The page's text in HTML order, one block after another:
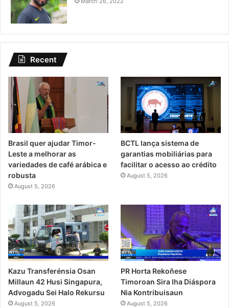
Recent
Brasil quer ajudar Timor-
Leste a melhorar as
variedades de café arábica e
robusta
August 5, 2026
BCTL lança sistema de
garantias mobiliárias para
facilitar o acesso ao crédito
August 5, 2026
Kazu Transferénsia Osan
Millaun 42 Husi Singapura,
Advogadu Sei Halo Rekursu
August 5, 2026
PR Horta Rekoñese
Timoroan Sira Iha Diáspora
Nia Kontribuisaun
August 5, 2026